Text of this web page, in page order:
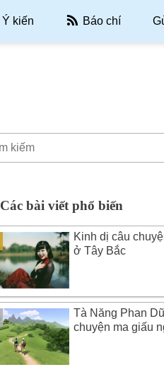
Ý kiến Báo chí
Các bài viết phổ biến
Kinh dị câu
ở Tây Bắc
Tà Năng Phan
chuyện ma giấu